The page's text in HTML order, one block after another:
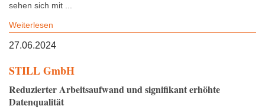
sehen sich mit ...
Weiterlesen
27.06.2024
STILL GmbH
Reduzierter Arbeitsaufwand und signifikant erhöhte
Datenqualität